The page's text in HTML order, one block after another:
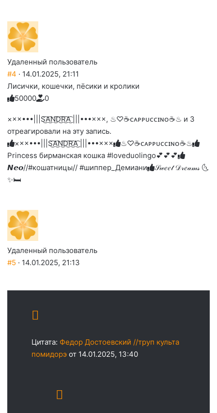
Удаленный пользователь
#4 · 14.01.2025, 21:11
Лисички, кошечки, пёсики и кролики
Голосуйте
вверх.
5
Нажмите
реакцию:
улыбаюсь
0
Нажмите
реакцию:
смеюсь
до
слез
0
Нажмите
реакцию:
печаль
0
Нажмите
реакцию:
плачу
0
Нажмите
благодарю
0
×××•••|||S͜͡A͜͡N͜͡D͜͡R͜͡A͜͡ |||•••×××, ♨♡☕️ᴄᴀᴘᴘᴜᴄᴄɪɴᴏ☕️♨ и 3
отреагировали на эту запись.
×××•••|||S͜͡A͜͡N͜͡D͜͡R͜͡A͜͡ |||•••×××
♨♡☕️ᴄᴀᴘᴘᴜᴄᴄɪɴᴏ☕️♨
Princess бирманская кошка #loveduolingo💕💕💕
𝙉𝙚𝙤//#кошатницы// #шиппер_Демиани
𝒮𝓌𝑒𝑒𝓉 𝒟𝓇𝑒𝒶𝓂𝓈 🌜
✨🛏️
Удаленный пользователь
#5 · 14.01.2025, 21:13
Цитата: Федор Достоевский //труп культа
помидорэ от 14.01.2025, 13:40